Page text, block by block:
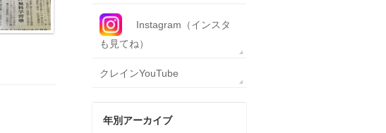
Instagram（インスタ
も見てね）
クレインYouTube
年別アーカイブ